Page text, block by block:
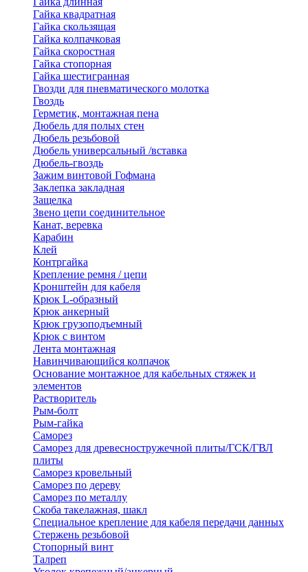
Гайка квадратная
Гайка скользящая
Гайка колпачковая
Гайка скоростная
Гайка стопорная
Гайка шестигранная
Гвозди для пневматического молотка
Гвоздь
Герметик, монтажная пена
Дюбель для полых стен
Дюбель резьбовой
Дюбель универсальный /вставка
Дюбель-гвоздь
Зажим винтовой Гофмана
Заклепка закладная
Защелка
Звено цепи соединительное
Канат, веревка
Карабин
Клей
Контргайка
Крепление ремня / цепи
Кронштейн для кабеля
Крюк L-образный
Крюк анкерный
Крюк грузоподъемный
Крюк с винтом
Лента монтажная
Навинчивающийся колпачок
Основание монтажное для кабельных стяжек и
элементов
Растворитель
Рым-болт
Рым-гайка
Саморез
Саморез для древесностружечной плиты/ГСК/ГВЛ
плиты
Саморез кровельный
Саморез по дереву
Саморез по металлу
Скоба такелажная, шакл
Специальное крепление для кабеля передачи данных
Стержень резьбовой
Стопорный винт
Талреп